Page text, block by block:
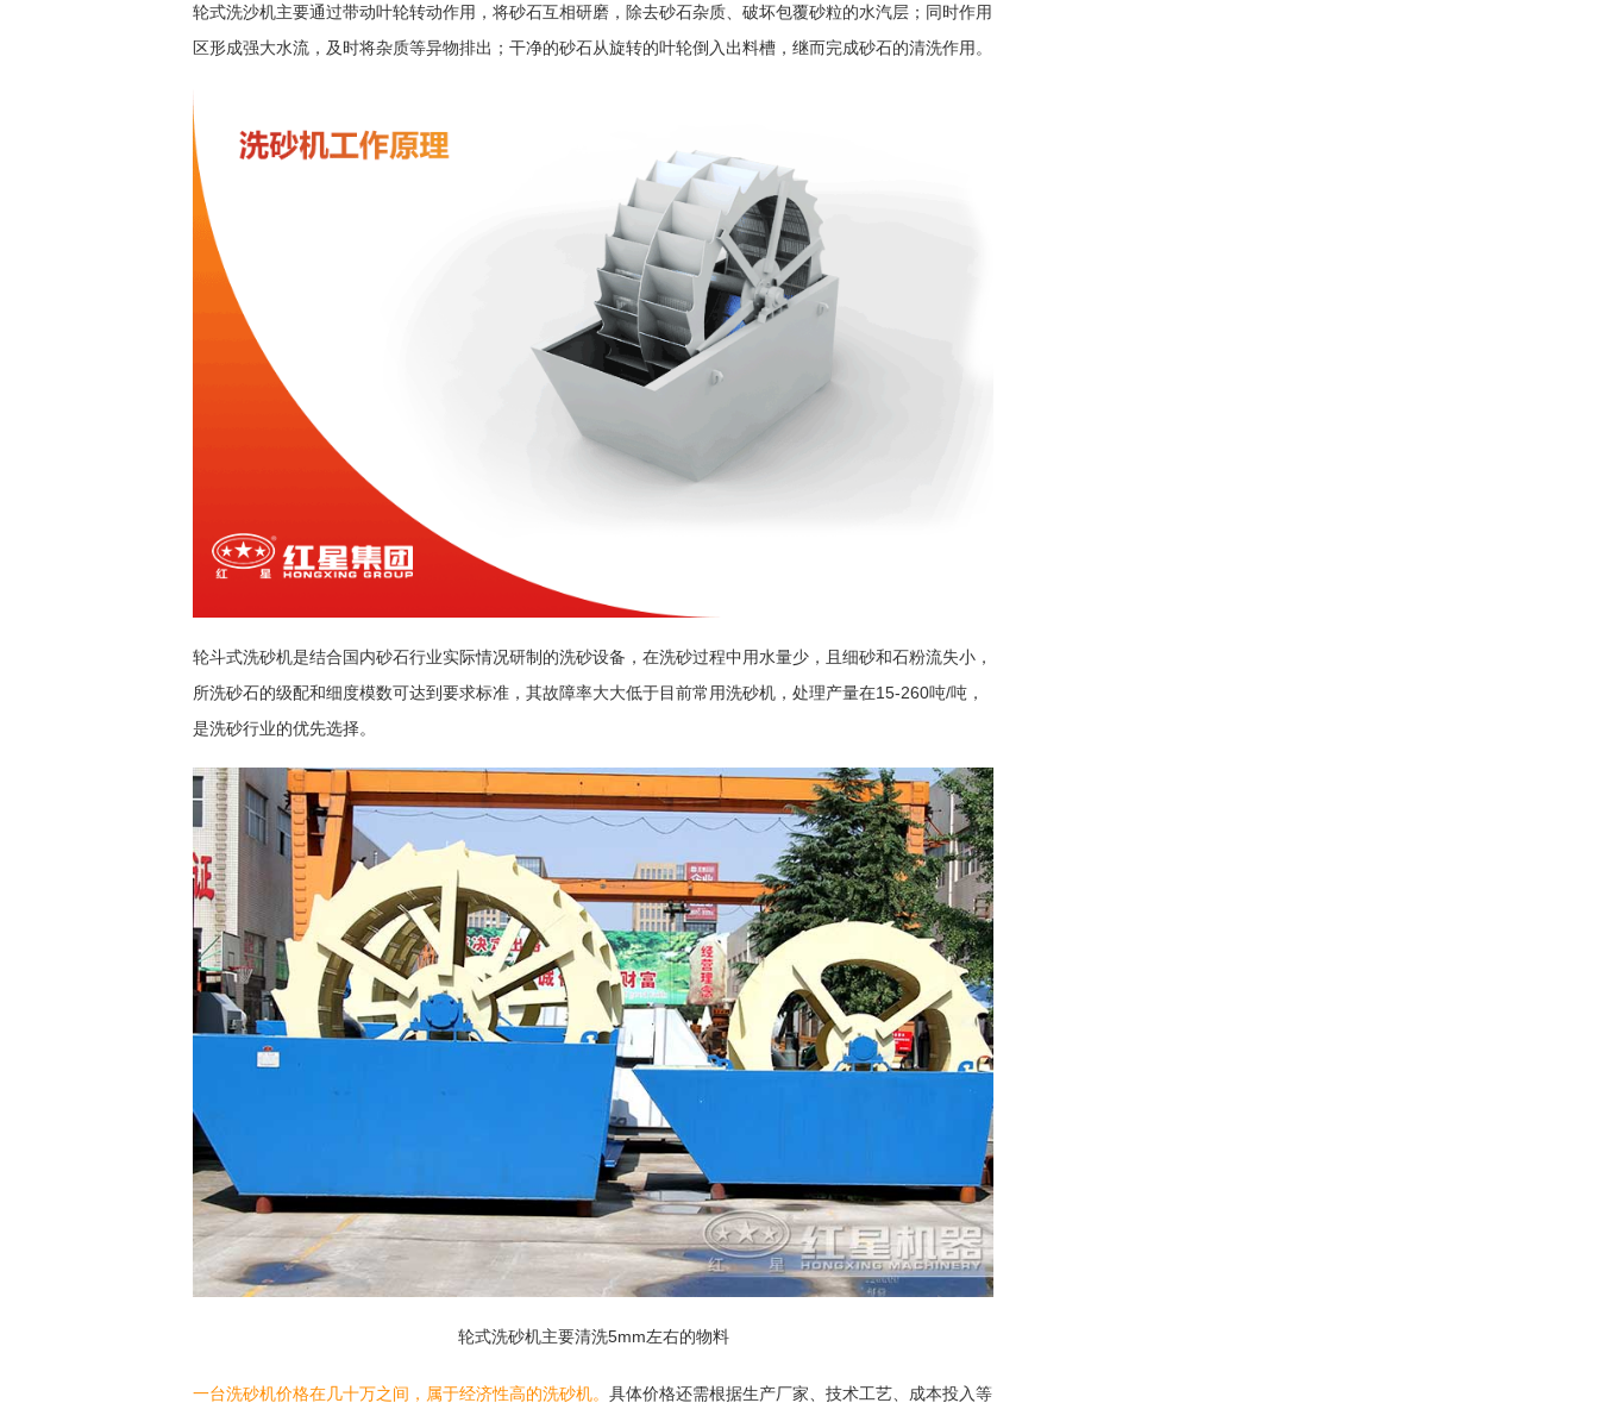
轮式洗沙机主要通过带动叶轮转动作用，将砂石互相研磨，除去砂石杂质、破坏包覆砂粒的水汽层；同时作用
区形成强大水流，及时将杂质等异物排出；干净的砂石从旋转的叶轮倒入出料槽，继而完成砂石的清洗作用。
轮斗式洗砂机是结合国内砂石行业实际情况研制的洗砂设备，在洗砂过程中用水量少，且细砂和石粉流失小，
所洗砂石的级配和细度模数可达到要求标准，其故障率大大低于目前常用洗砂机，处理产量在15-260吨/吨，
是洗砂行业的优先选择。
轮式洗砂机主要清洗5mm左右的物料
一台洗砂机价格在几十万之间，属于经济性高的洗砂机。 具体价格还需根据生产厂家、技术工艺、成本投入等